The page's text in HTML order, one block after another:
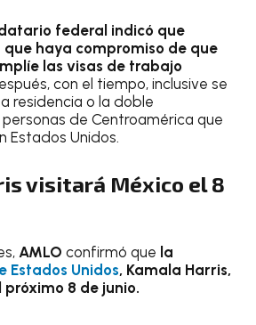
federal indicó que
haya compromiso de que
las visas de trabajo
con el tiempo, inclusive se
residencia o la doble
de Centroamérica que
Estados Unidos.
visitará México el 8
AMLO confirmó que la
Estados Unidos, Kamala Harris,
8 de junio.